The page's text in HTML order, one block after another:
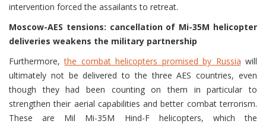
intervention forced the assailants to retreat.
Moscow-AES tensions: cancellation of Mi-35M helicopter
deliveries weakens the military partnership
Furthermore,the combat helicopters promised by Russia will
ultimately not be delivered to the three AES countries, even
though they had been counting on them in particular to
strengthen their aerial capabilities and better combat terrorism.
These are Mil Mi-35M Hind-F helicopters, which the